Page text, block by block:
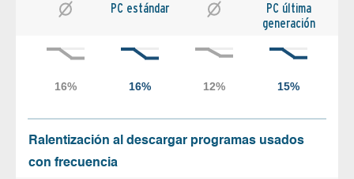
PC estándar
PC última
generación
Ralentización al descargar programas usados
con frecuencia